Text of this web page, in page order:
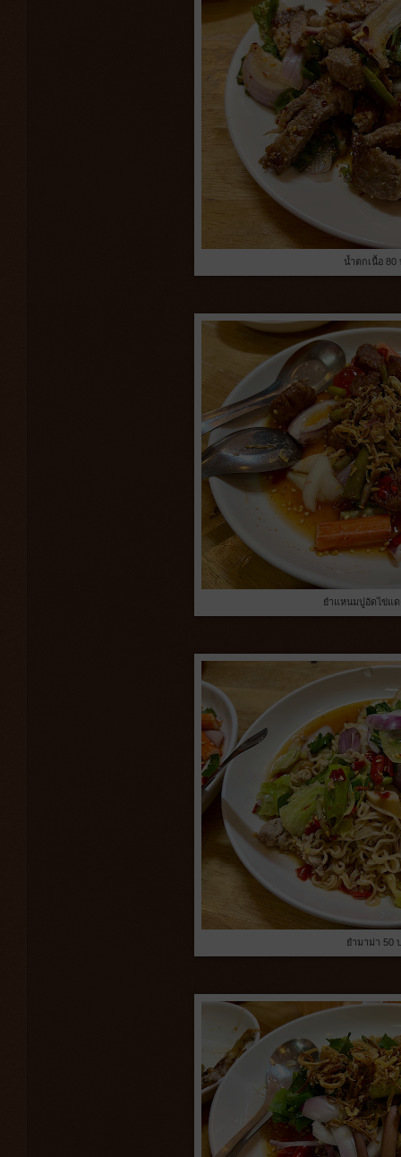
น้ำตกเนื้อ 80
ยำแหนมปูอัดไข่แด
ยำมาม่า 50